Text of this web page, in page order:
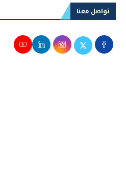
تواصل معنا